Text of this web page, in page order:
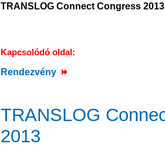
TRANSLOG Connect Congress 2013
Kapcsolódó oldal:
Rendezvény
TRANSLOG
2013